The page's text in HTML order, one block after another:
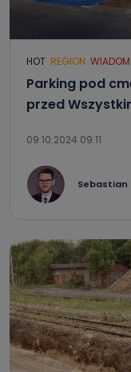
HOT REGION
Parking pod
przed
09.10.2024 09:11
Sebastian